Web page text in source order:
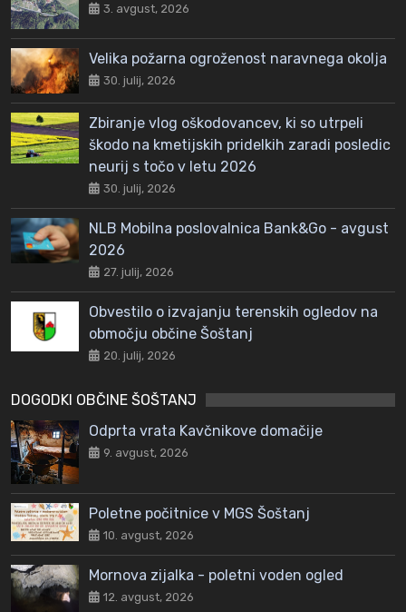
3. avgust, 2026
Velika požarna ogroženost naravnega okolja
30. julij, 2026
Zbiranje vlog oškodovancev, ki so utrpeli
škodo na kmetijskih pridelkih zaradi posledic
neurij s točo v letu 2026
30. julij, 2026
NLB Mobilna poslovalnica Bank&Go - avgust
2026
27. julij, 2026
Obvestilo o izvajanju terenskih ogledov na
območju občine Šoštanj
20. julij, 2026
DOGODKI OBČINE ŠOŠTANJ
Odprta vrata Kavčnikove domačije
9. avgust, 2026
Poletne počitnice v MGS Šoštanj
10. avgust, 2026
Mornova zijalka - poletni voden ogled
12. avgust, 2026